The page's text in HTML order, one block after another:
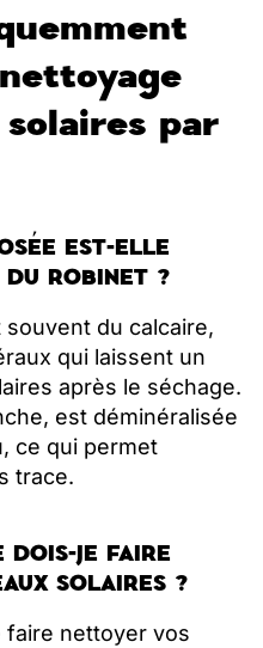
par
EST-ELLE
DU ROBINET ?
du calcaire,
qui laissent un
après le séchage.
est déminéralisée
ce qui permet
trace.
DOIS-JE FAIRE
SOLAIRES ?
faire nettoyer vos